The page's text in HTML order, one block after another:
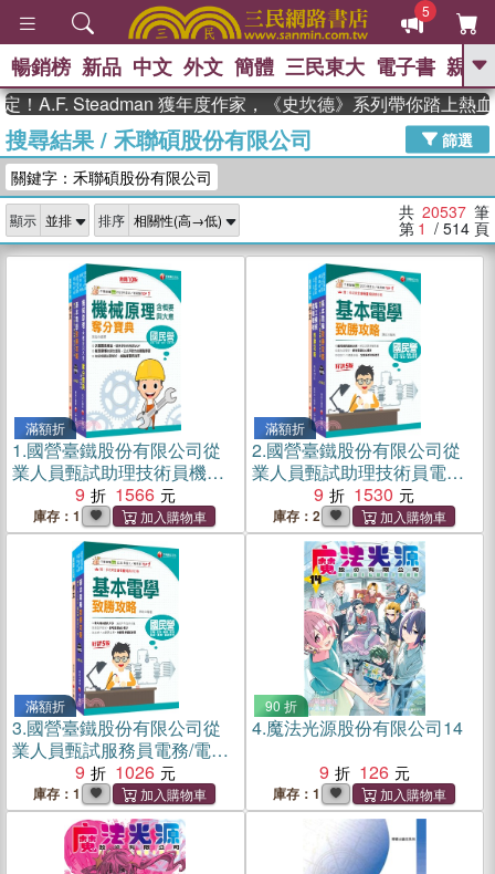
5
GO
熱搜： 東野圭吾 高希均教授回憶錄
、 The Odyssey 、 父親節 、 如果歷
獎 臺灣漫遊錄 、 方念華 、 台灣的李
登輝時代
數學女孩：黎曼猜想 、
偉大的迷走神經
暢銷榜 新品 中文 外文 簡體 三民東大 電子書 親子
Steadman 獲年度作家，《史坎德》系列帶你踏上熱血奇幻
搜尋結果/ 禾聯碩股份有限公司
篩選
關鍵字：禾聯碩股份有限公司
顯示 排序 共 20537 筆
第 1 / 514 頁
滿額折
1.國營臺鐵股份有限公司從
業人員甄試助理技術員機械
課文版套書（共三冊）
9 1566
庫存：1
滿額折
2.國營臺鐵股份有限公司從
業人員甄試助理技術員電機
課文版套書（三冊）
9 1530
庫存：2
滿額折
3.國營臺鐵股份有限公司從
業人員甄試服務員電務/電力/
電機課文版套書（共二冊）
9 1026
庫存：1
90 折
4.魔法光源股份有限公司14
9
126
庫存：1